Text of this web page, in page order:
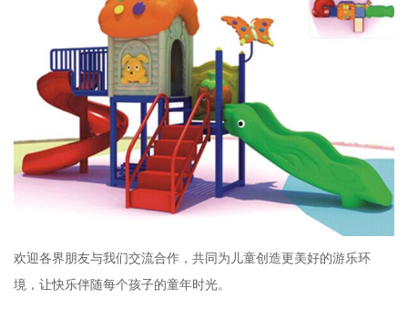
欢迎各界朋友与我们交流合作，共同为儿童创造更美好的游乐环
境，让快乐伴随每个孩子的童年时光。